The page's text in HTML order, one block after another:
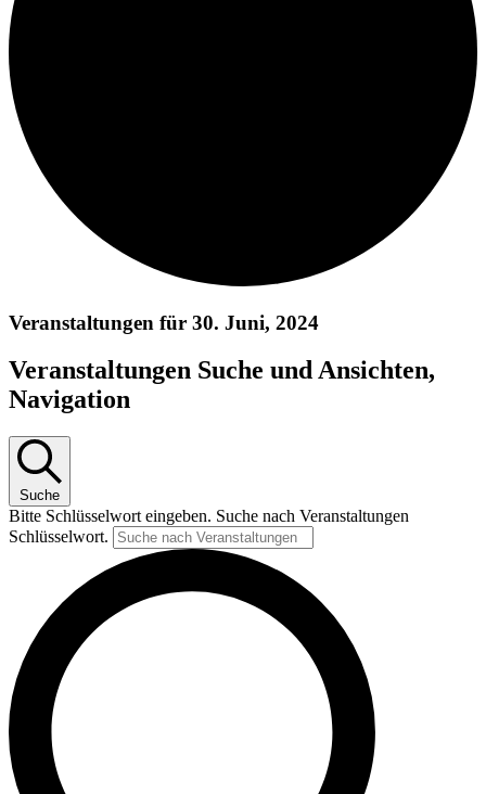
Veranstaltungen für 30. Juni, 2024
Veranstaltungen Suche und Ansichten,
Navigation
Suche
Bitte Schlüsselwort eingeben. Suche nach Veranstaltungen
Schlüsselwort.